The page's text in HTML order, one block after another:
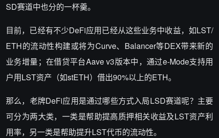
SD赛道中也分的一杯羹。
目前，已经有不少DeFi应用已经从这些业务中收益，如LST/
ETH的流动性构建或将为Curve、Balancer等DEX带来新的
业务增量；在借贷平台Aave v3版本中，通过e-Mode支持用
户用LST资产（如stETH）借出90%以上的ETH。
那么，老牌DeFi应用是通过哪些方式入局LSD赛道呢？主要
可分为两大类，一类是帮助提高质押相关收益及LST资产利
用率，另一类是帮助提升LST代币的流动性。